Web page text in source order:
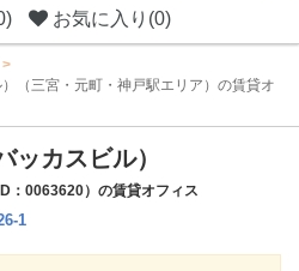
お気に入り (0)
（三宮・元町・神戸駅エリア）の賃貸オ
カスビル）
：0063620）の賃貸オフィス
1